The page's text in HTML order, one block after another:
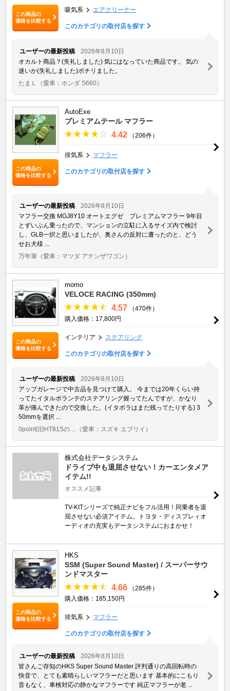
この商品の
価格を比較する
吸気系 エアクリーナー
このカテゴリの取付店を探す
ユーザーの最新投稿
2026年8月10日
オカルト商品？(失礼しました) 気にはなっていた商品です。 気の
迷いか(失礼しました)ポチリました。
たまＬ
（愛車：ホンダ S660）
この商品の
価格を比較する
AutoExe
プレミアムテール マフラー
4.42 （206件）
排気系 マフラー
このカテゴリの取付店を探す
ユーザーの最新投稿
2026年8月10日
マフラー交換 MGJ8Y10 オートエグゼ プレミアムマフラー 9年目
とずいぶん乗ったので、マンションの立駐に入るサイズ内で検討
し、GLB一択と思いましたが、奥さんの反対に遭ったのと、どう
せお犬様 ...
万年筆 （愛車：マツダ アテンザワゴン）
この商品の
価格を比較する
momo
VELOCE RACING (350mm)
4.57
（470件）
購入価格：17,800円
インテリア ステアリング
このカテゴリの取付店を探す
ユーザーの最新投稿
2026年8月10日
アップガレージで中古品を見つけて購入。 今までは20年くらい持
ってたイタルボランテのステアリング握ってたんですが、かなり
革が痛んできたので交換した。(イタボラはまだ残ってたりする) 3
50mmを選択 ...
0point(旧HT81Sの ...
（愛車：スズキ エブリイ）
株式会社データシステム
ドライブ中も退屈させない！カーエンタメア
イテム!!
オススメ記事
TV-KITシリーズで純正ナビをフル活用！同乗者を退
屈させない必須アイテム。トヨタ・ディスプレィオ
ーディオの充実もデータシステムにおまかせ！
この商品の
価格を比較する
HKS
SSM (Super Sound Master) / スーパーサウ
ンドマスター
4.66
（285件）
購入価格：185,150円
排気系 マフラー
このカテゴリの取付店を探す
ユーザーの最新投稿
2026年8月10日
皆さんご存知のHKS Super Sound Master 評判通りの高回転時の
快音で、とても素晴らしいマフラーだと思います 基本的にこもり
音もなく、車検対応の静かなマフラーです 純正マフラーが老 ...